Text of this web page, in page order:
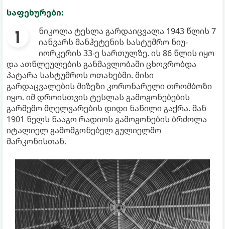
საფეხურები:
ნიკოლა ტესლა გარდაიცვალა 1943 წლის 7
იანვარს მანჰეტენის სასტუმრო ნიუ-
იორკერის 33-ე სართულზე. ის 86 წლის იყო
და ათწლეულების განმავლობაში ცხოვრობდა
პატარა სასტუმროს ოთახებში. მისი
გარდაცვალების მიზეზი კორონარული თრომბოზი
იყო. იმ დროისთვის ტესლას გამოგონებების
გარშემო მღელვარების დიდი ნაწილი გაქრა. მან
1901 წელს წააგო რადიოს გამოგონების ბრძოლა
იტალიელ გამომგონებელ გულიელმო
მარკონისთან.